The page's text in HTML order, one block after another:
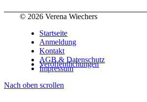
Veröffentlichungen
© 2026 Verena Wiechers
Startseite
Anmeldung
Kontakt
AGB & Datenschutz
Impressum
Nach oben scrollen